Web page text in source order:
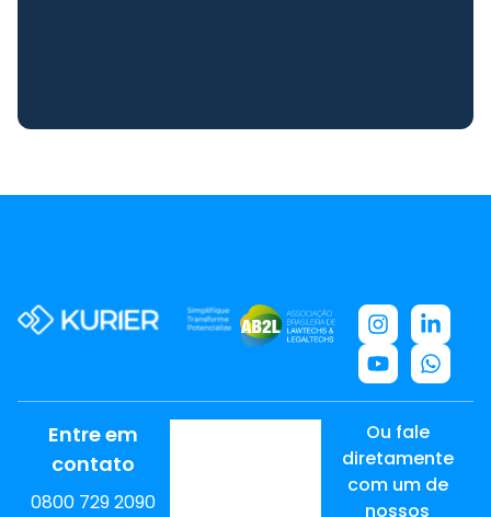
Entre em
contato
0800 729 2090
Ou fale
diretamente
com um de
nossos